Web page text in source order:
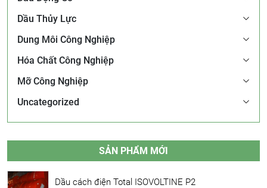
Dầu Thủy Lực
Dung Môi Công Nghiệp
Hóa Chất Công Nghiệp
Mỡ Công Nghiệp
Uncategorized
SẢN PHẨM MỚI
Dầu cách điện Total ISOVOLTINE P2